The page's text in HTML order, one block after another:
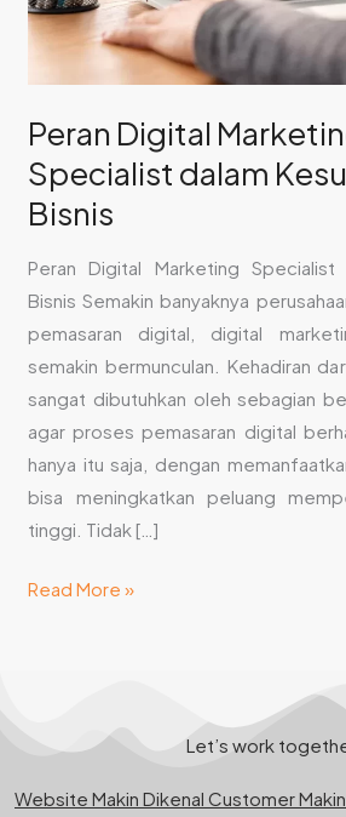
Peran Digital
Specialist dalam
Bisnis
Peran Digital Marketing Specialist
Bisnis Semakin banyaknya
pemasaran digital, digital
semakin bermunculan. Kehadiran
sangat dibutuhkan oleh sebagian
agar proses pemasaran digital
hanya itu saja, dengan
bisa meningkatkan peluang
tinggi. Tidak […]
Read More »
Let’s work
Website Makin Dikenal Customer